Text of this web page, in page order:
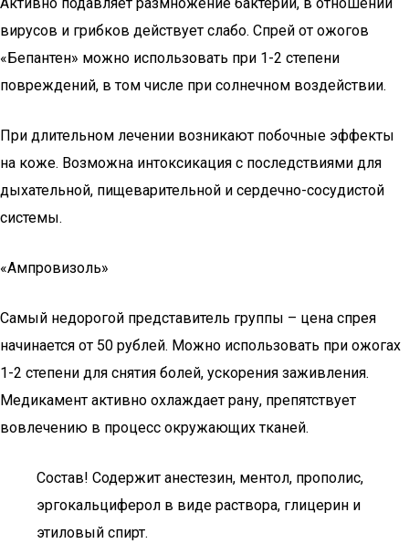
вирусов и грибков действует слабо. Спрей от ожогов
«Бепантен» можно использовать при 1-2 степени
повреждений, в том числе при солнечном воздействии.
При длительном лечении возникают побочные эффекты
на коже. Возможна интоксикация с последствиями для
дыхательной, пищеварительной и сердечно-сосудистой
системы.
«Ампровизоль»
Самый недорогой представитель группы – цена спрея
начинается от 50 рублей. Можно использовать при ожогах
1-2 степени для снятия болей, ускорения заживления.
Медикамент активно охлаждает рану, препятствует
вовлечению в процесс окружающих тканей.
Состав! Содержит анестезин, ментол, прополис,
эргокальциферол в виде раствора, глицерин и
этиловый спирт.